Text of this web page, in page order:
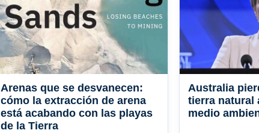
Arenas que se desvanecen:
cómo la extracción de arena
está acabando con las playas
de la Tierra
Australia
tierra natural
medio